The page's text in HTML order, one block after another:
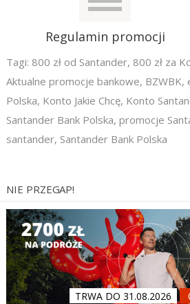
Regulamin promocji
Tagi: 800 zł od Santander, 800 zł za
Aktualne promocje bankowe, BZWBK,
Polska, Konto Jakie Chcę, Konto
Santander Bank Polska, promocje
santander, Santander Bank Polska
NIE PRZEGAP!
TRWA DO 31.08.2026